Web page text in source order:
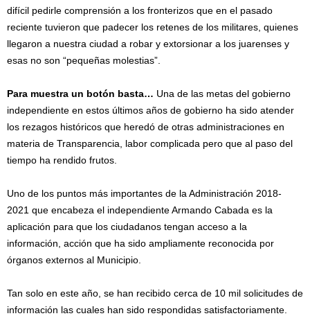
difícil pedirle comprensión a los fronterizos que en el pasado
reciente tuvieron que padecer los retenes de los militares, quienes
llegaron a nuestra ciudad a robar y extorsionar a los juarenses y
esas no son “pequeñas molestias”.
Para muestra un botón basta… Una de las metas del gobierno
independiente en estos últimos años de gobierno ha sido atender
los rezagos históricos que heredó de otras administraciones en
materia de Transparencia, labor complicada pero que al paso del
tiempo ha rendido frutos.
Uno de los puntos más importantes de la Administración 2018-
2021 que encabeza el independiente Armando Cabada es la
aplicación para que los ciudadanos tengan acceso a la
información, acción que ha sido ampliamente reconocida por
órganos externos al Municipio.
Tan solo en este año, se han recibido cerca de 10 mil solicitudes de
información las cuales han sido respondidas satisfactoriamente.